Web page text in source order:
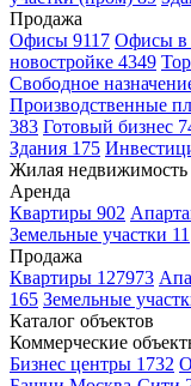
Продажа
Офисы 9117 Офисы в
новостройке 4349
Свободное
Производственные
383 Готовый бизнес
Здания 175
Жилая недвижимость
Аренда
Квартиры 902
Земельные участки 11
Продажа
Квартиры 127973
165 Земельные
Каталог объектов
Коммерческие
Бизнес центры 1732